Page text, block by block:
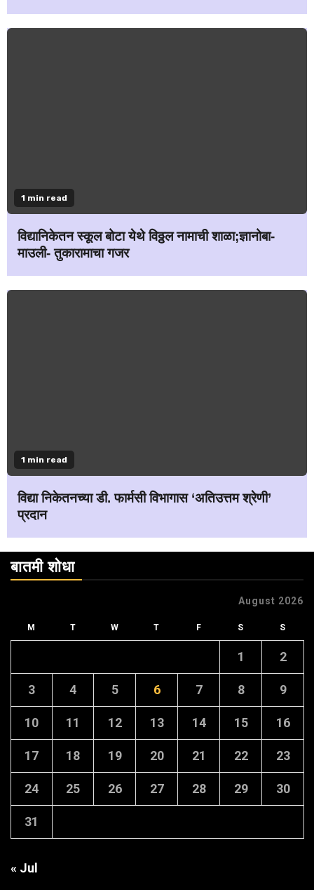
1 min read
विद्यानिकेतन स्कूल बोटा येथे विठ्ठल नामाची शाळा;ज्ञानोबा-
माउली- तुकारामाचा गजर
1 min read
विद्या निकेतनच्या डी. फार्मसी विभागास ‘अतिउत्तम श्रेणी’
प्रदान
बातमी शोधा
August 2026
M T W T F S S
1 2
3 4 5 6 7 8 9
10 11 12 13 14 15 16
17 18 19 20 21 22 23
24 25 26 27 28 29 30
31
« Jul